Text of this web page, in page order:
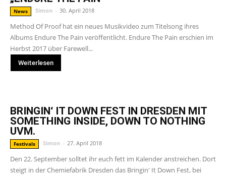
News Simon - 30. April 2018
Method Of Proof hat ein neues Musikvideo zum Titelsong ihres
Albums Endure The Pain veröffentlicht. Endure The Pain erschien im
Herbst 2017 über Farewell...
Weiterlesen
BRINGIN‘ IT DOWN FEST IN DRESDEN MIT
SOMETHING INSIDE, DOWN TO NOTHING
UVM.
Festivals Simon - 27. April 2018
Den 22. September solltet ihr euch fett im Kalender anstreichen. Dort
steigt in der Chemiefabrik Dresden das Bringin' It Down Fest, bei